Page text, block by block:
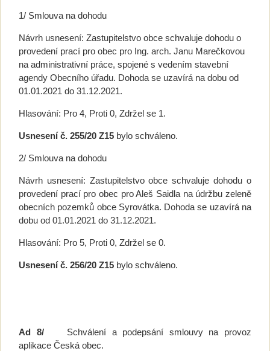
1/ Smlouva na dohodu
Návrh usnesení: Zastupitelstvo obce schvaluje dohodu o
provedení prací pro obec pro Ing. arch. Janu Marečkovou
na administrativní práce, spojené s vedením stavební
agendy Obecního úřadu. Dohoda se uzavírá na dobu od
01.01.2021 do 31.12.2021.
Hlasování: Pro 4, Proti 0, Zdržel se 1.
Usnesení č. 255/20 Z15 bylo schváleno.
2/ Smlouva na dohodu
Návrh usnesení: Zastupitelstvo obce schvaluje dohodu o
provedení prací pro obec pro Aleš Saidla na údržbu zeleně
obecních pozemků obce Syrovátka. Dohoda se uzavírá na
dobu od 01.01.2021 do 31.12.2021.
Hlasování: Pro 5, Proti 0, Zdržel se 0.
Usnesení č. 256/20 Z15 bylo schváleno.
Ad 8/Schválení a podepsání smlouvy na provoz
aplikace Česká obec.